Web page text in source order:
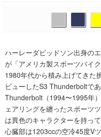
ハーレーダビッドソン出身の
が「アメリカ製スポーツバイ
1980年代から積み上げてきた
ビューしたS3 Thunderboltで
Thunderbolt（1994〜1995年
ェアリングを纏ったスポーツ
は異色のキャラクターを持って
心臓部は1203ccの空冷45度V